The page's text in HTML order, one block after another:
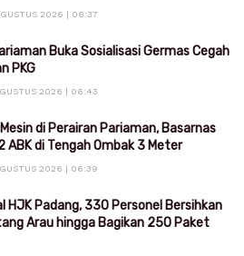
2026 | 06:37
Buka Sosialisasi Germas Cegah
PKG
2026 | 06:43
di Perairan Pariaman, Basarnas
ABK di Tengah Ombak 3 Meter
2026 | 06:39
HJK Padang, 330 Personel Bersihkan
Arau hingga Bagikan 250 Paket